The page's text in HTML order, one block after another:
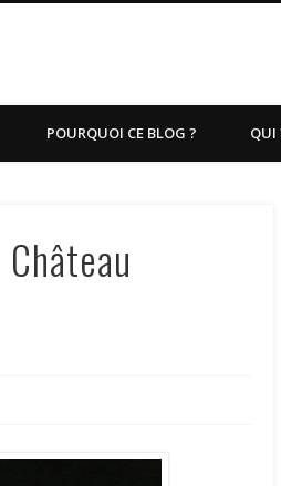
POURQUOI CE BLOG ? QUI